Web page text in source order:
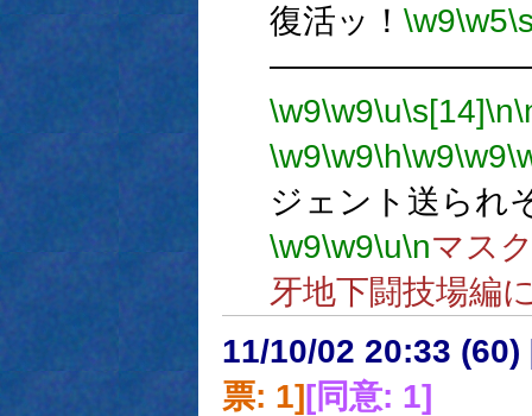
復活ッ！ \w9\w5
\w9\w9\u\s[14]\n
\w9\w9\h\w9\w9
ジェント送られ
\w9\w9\u\nマス
牙地下闘技場編
11/10/02 20:33 (60)
票: 1][同意: 1]